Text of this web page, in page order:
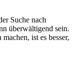
Suche nach
überwältigend sein.
ist es besser,